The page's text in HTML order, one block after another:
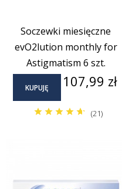
POLECAMY
Soczewki miesięczne
evO2lution monthly for
Astigmatism 6 szt.
KUPUJĘ Cena
107,99 zł
(21)